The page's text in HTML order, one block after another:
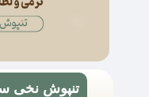
تنپوش نخی